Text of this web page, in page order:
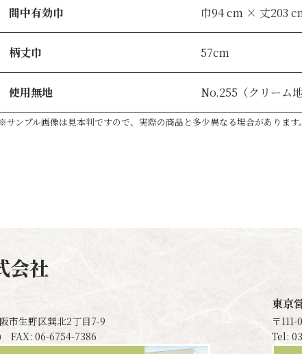
間中有効巾 巾94 cm × 丈203
柄丈巾 57cm
使用無地 No.255（クリーム地
※サンプル画像は見本判ですので、実際の商品と多少異なる場合があります
会社
市生野区巽北2丁目7-9
FAX: 06-6754-7386
東京
〒111-
Tel: